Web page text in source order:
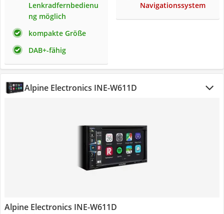
Lenkradfernbedienu
ng möglich
kompakte Größe
DAB+-fähig
Navigationssystem
Alpine Electronics INE-W611D
Alpine Electronics INE-W611D